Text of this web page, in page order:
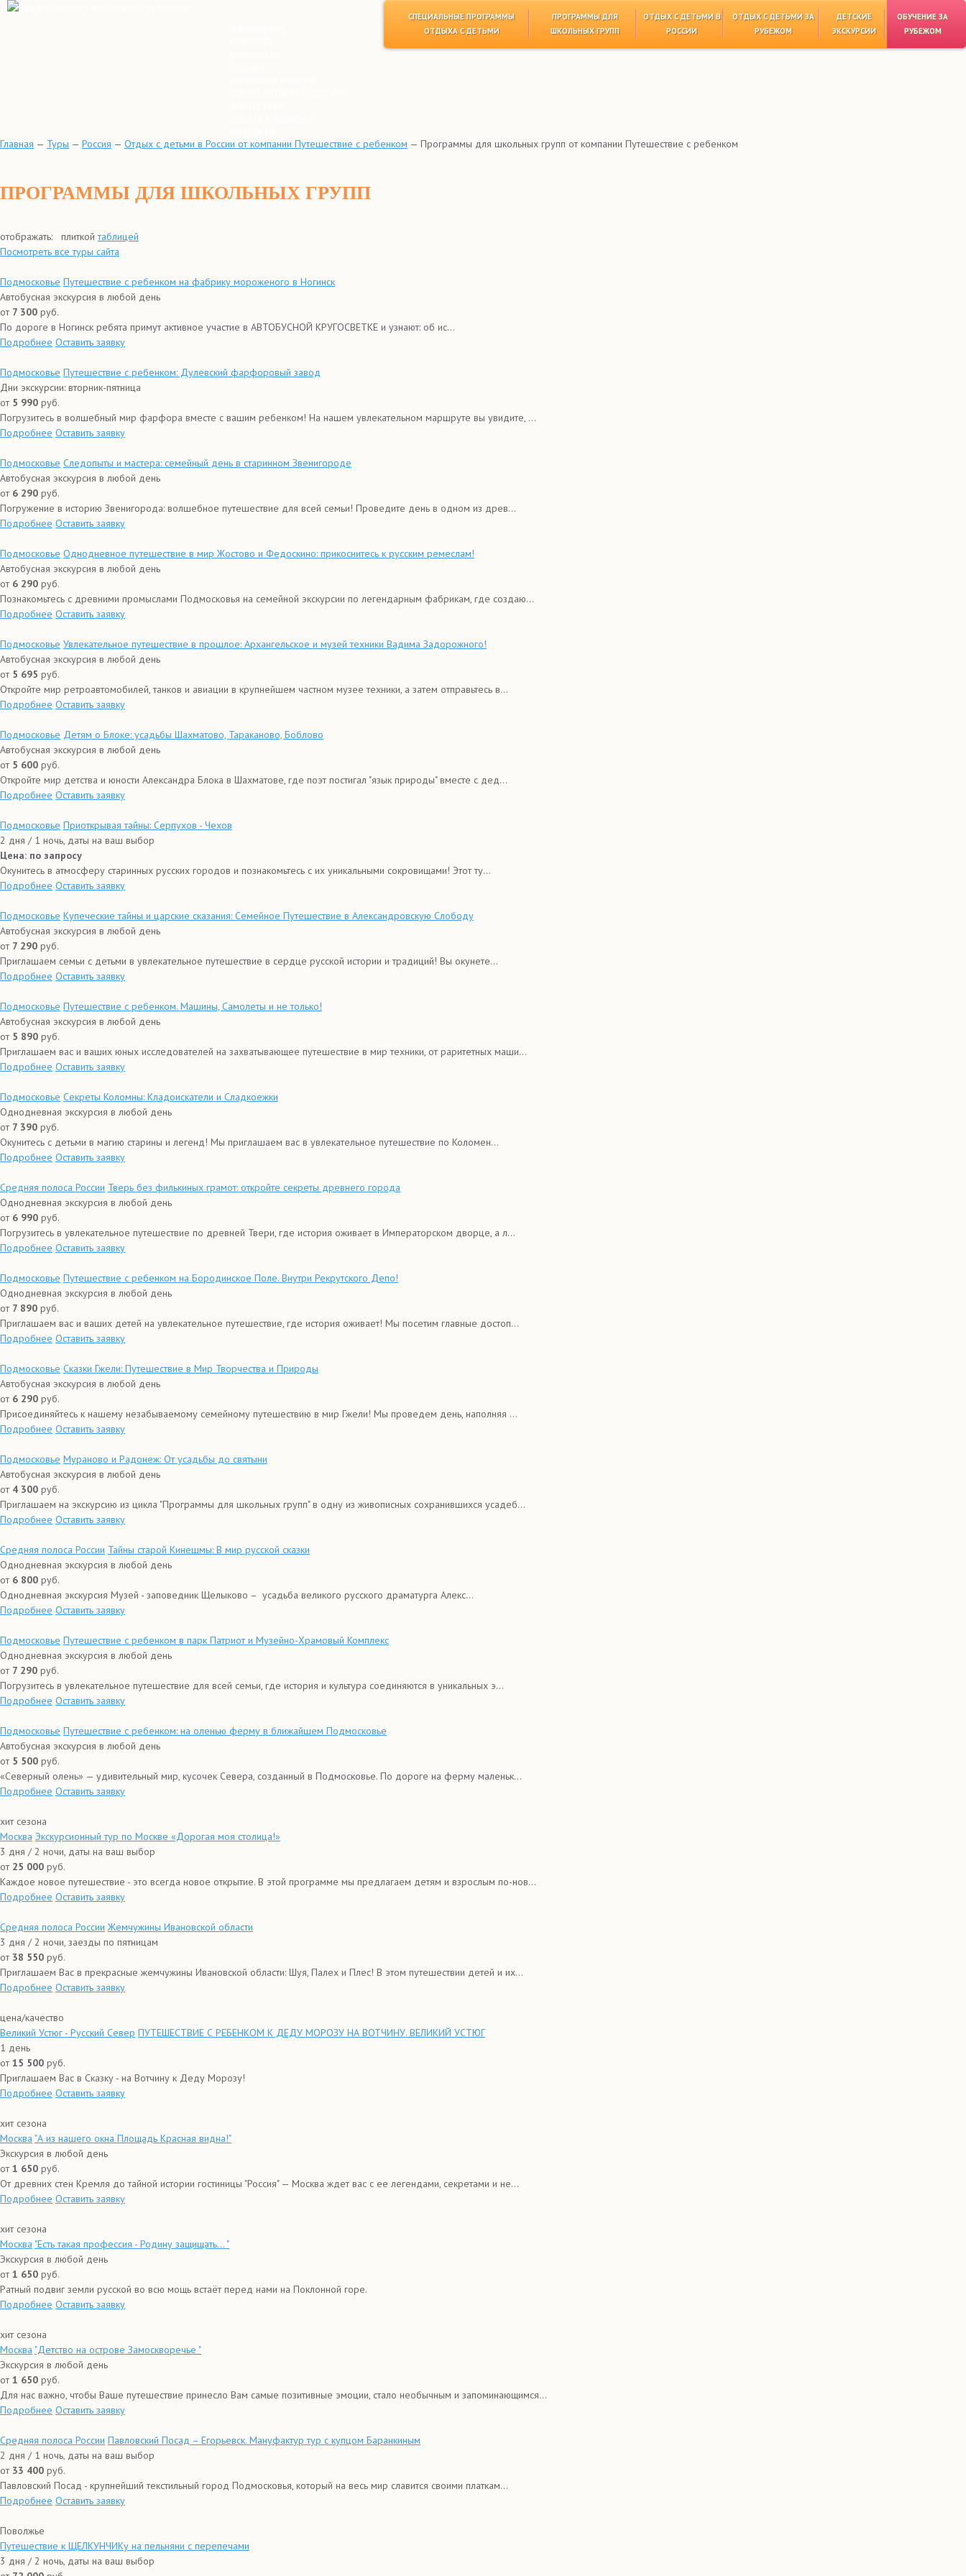
СПЕЦИАЛЬНЫЕ ПРОГРАММЫ
ОТДЫХА С ДЕТЬМИ
ПРОГРАММЫ ДЛЯ
ШКОЛЬНЫХ ГРУПП
ОТДЫХ С ДЕТЬМИ В
РОССИИ
ОТДЫХ С ДЕТЬМИ ЗА
РУБЕЖОМ
ДЕТСКИЕ
ЭКСКУРСИИ
ОБУЧЕНИЕ ЗА
РУБЕЖОМ
Главная — Туры — Россия — Отдых с детьми в России от компании Путешествие с ребенком — Программы для школьных групп от компании Путешествие с ребенком
ПРОГРАММЫ ДЛЯ ШКОЛЬНЫХ ГРУПП
отображать: плиткой таблицей
Посмотреть все туры сайта
Подмосковье Путешествие с ребенком на фабрику мороженого в Ногинск
Автобусная экскурсия в любой день
от 7 300 руб.
По дороге в Ногинск ребята примут активное участие в АВТОБУСНОЙ КРУГОСВЕТКЕ и узнают: об ис...
Подробнее Оставить заявку
Подмосковье Путешествие с ребенком: Дулевский фарфоровый завод
Дни экскурсии: вторник-пятница
от 5 990 руб.
Погрузитесь в волшебный мир фарфора вместе с вашим ребенком! На нашем увлекательном маршруте вы увидите, ...
Подробнее Оставить заявку
Подмосковье Следопыты и мастера: семейный день в старинном Звенигороде
Автобусная экскурсия в любой день
от 6 290 руб.
Погружение в историю Звенигорода: волшебное путешествие для всей семьи! Проведите день в одном из древ...
Подробнее Оставить заявку
Подмосковье Однодневное путешествие в мир Жостово и Федоскино: прикоснитесь к русским ремеслам!
Автобусная экскурсия в любой день
от 6 290 руб.
Познакомьтесь с древними промыслами Подмосковья на семейной экскурсии по легендарным фабрикам, где создаю...
Подробнее Оставить заявку
Подмосковье Увлекательное путешествие в прошлое: Архангельское и музей техники Вадима Задорожного!
Автобусная экскурсия в любой день
от 5 695 руб.
Откройте мир ретроавтомобилей, танков и авиации в крупнейшем частном музее техники, а затем отправьтесь в...
Подробнее Оставить заявку
Подмосковье Детям о Блоке: усадьбы Шахматово, Тараканово, Боблово
Автобусная экскурсия в любой день
от 5 600 руб.
Откройте мир детства и юности Александра Блока в Шахматове, где поэт постигал "язык природы" вместе с дед...
Подробнее Оставить заявку
Подмосковье Приоткрывая тайны: Серпухов - Чехов
2 дня / 1 ночь, даты на ваш выбор
Цена: по запросу
Окунитесь в атмосферу старинных русских городов и познакомьтесь с их уникальными сокровищами! Этот ту...
Подробнее Оставить заявку
Подмосковье Купеческие тайны и царские сказания: Семейное Путешествие в Александровскую Слободу
Автобусная экскурсия в любой день
от 7 290 руб.
Приглашаем семьи с детьми в увлекательное путешествие в сердце русской истории и традиций! Вы окунете...
Подробнее Оставить заявку
Подмосковье Путешествие с ребенком. Машины, Самолеты и не только!
Автобусная экскурсия в любой день
от 5 890 руб.
Приглашаем вас и ваших юных исследователей на захватывающее путешествие в мир техники, от раритетных маши...
Подробнее Оставить заявку
Подмосковье Секреты Коломны: Кладоискатели и Сладкоежки
Однодневная экскурсия в любой день
от 7 390 руб.
Окунитесь с детьми в магию старины и легенд! Мы приглашаем вас в увлекательное путешествие по Коломен...
Подробнее Оставить заявку
Средняя полоса России Тверь без филькиных грамот: откройте секреты древнего города
Однодневная экскурсия в любой день
от 6 990 руб.
Погрузитесь в увлекательное путешествие по древней Твери, где история оживает в Императорском дворце, а л...
Подробнее Оставить заявку
Подмосковье Путешествие с ребенком на Бородинское Поле. Внутри Рекрутского Депо!
Однодневная экскурсия в любой день
от 7 890 руб.
Приглашаем вас и ваших детей на увлекательное путешествие, где история оживает! Мы посетим главные достоп...
Подробнее Оставить заявку
Подмосковье Сказки Гжели: Путешествие в Мир Творчества и Природы
Автобусная экскурсия в любой день
от 6 290 руб.
Присоединяйтесь к нашему незабываемому семейному путешествию в мир Гжели! Мы проведем день, наполняя ...
Подробнее Оставить заявку
Подмосковье Мураново и Радонеж: От усадьбы до святыни
Автобусная экскурсия в любой день
от 4 300 руб.
Приглашаем на экскурсию из цикла "Программы для школьных групп" в одну из живописных сохранившихся усадеб...
Подробнее Оставить заявку
Средняя полоса России Тайны старой Кинешмы: В мир русской сказки
Однодневная экскурсия в любой день
от 6 800 руб.
Однодневная экскурсия Музей - заповедник Щелыково – усадьба великого русского драматурга Алекс...
Подробнее Оставить заявку
Подмосковье Путешествие с ребенком в парк Патриот и Музейно-Храмовый Комплекс
Однодневная экскурсия в любой день
от 7 290 руб.
Погрузитесь в увлекательное путешествие для всей семьи, где история и культура соединяются в уникальных э...
Подробнее Оставить заявку
Подмосковье Путешествие с ребенком: на оленью ферму в ближайшем Подмосковье
Автобусная экскурсия в любой день
от 5 500 руб.
«Северный олень» — удивительный мир, кусочек Севера, созданный в Подмосковье. По дороге на ферму маленьк...
Подробнее Оставить заявку
хит сезона
Москва Экскурсионный тур по Москве «Дорогая моя столица!»
3 дня / 2 ночи, даты на ваш выбор
от 25 000 руб.
Каждое новое путешествие - это всегда новое открытие. В этой программе мы предлагаем детям и взрослым по-нов...
Подробнее Оставить заявку
Средняя полоса России Жемчужины Ивановской области
3 дня / 2 ночи, заезды по пятницам
от 38 550 руб.
Приглашаем Вас в прекрасные жемчужины Ивановской области: Шуя, Палех и Плес! В этом путешествии детей и их...
Подробнее Оставить заявку
цена/качество
Великий Устюг - Русский Север ПУТЕШЕСТВИЕ С РЕБЕНКОМ К ДЕДУ МОРОЗУ НА ВОТЧИНУ. ВЕЛИКИЙ УСТЮГ
1 день
от15 500 руб.
Приглашаем Вас в Сказку - на Вотчину к Деду Морозу!
Подробнее Оставить заявку
хит сезона
Москва "А из нашего окна Площадь Красная видна!"
Экскурсия в любой день
от1 650 руб.
От древних стен Кремля до тайной истории гостиницы "Россия" — Москва ждет вас с ее легендами, секретами и не...
Подробнее Оставить заявку
хит сезона
Москва "Есть такая профессия - Родину защищать… "
Экскурсия в любой день
от1 650 руб.
Ратный подвиг земли русской во всю мощь встаёт перед нами на Поклонной горе.
Подробнее Оставить заявку
хит сезона
Москва "Детство на острове Замоскворечье "
Экскурсия в любой день
от1 650 руб.
Для нас важно, чтобы Ваше путешествие принесло Вам самые позитивные эмоции, стало необычным и запоминающимся...
Подробнее Оставить заявку
Средняя полоса России Павловский Посад – Егорьевск. Мануфактур тур с купцом Баранкиным
2 дня / 1 ночь, даты на ваш выбор
от 33 400 руб.
Павловский Посад - крупнейший текстильный город Подмосковья, который на весь мир славится своими платкам...
Подробнее Оставить заявку
Поволжье
Путешествие к ЩЕЛКУНЧИКу на пельняни с перепечами
3 дня / 2 ночь, даты на ваш выбор